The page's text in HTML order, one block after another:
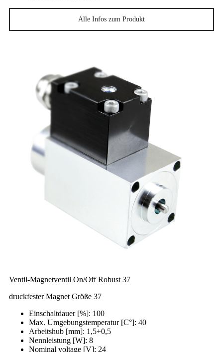
Alle Infos zum Produkt
Ventil-Magnetventil On/Off Robust 37
druckfester Magnet Größe 37
Einschaltdauer [%]: 100
Max. Umgebungstemperatur [C°]: 40
Arbeitshub [mm]: 1,5+0,5
Nennleistung [W]: 8
Nominal voltage [V]: 24